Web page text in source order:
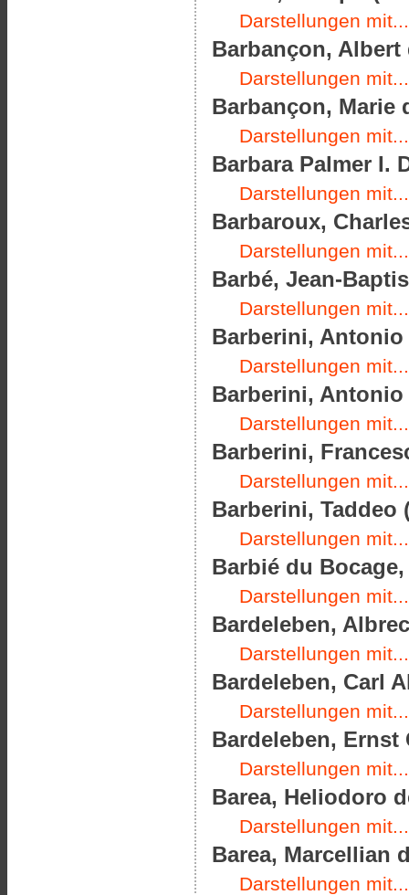
Darstellungen mit...
Barbançon, Albert
Darstellungen mit...
Barbançon, Marie
Darstellungen mit...
Barbara Palmer I.
Darstellungen mit...
Barbaroux,
Darstellungen mit...
Barbé, Jean-
Darstellungen mit...
Barberini, Antonio
Darstellungen mit...
Barberini, Antonio
Darstellungen mit...
Barberini,
Darstellungen mit...
Barberini, Taddeo
Darstellungen mit...
Barbié du Bocage,
Darstellungen mit...
Bardeleben,
Darstellungen mit...
Bardeleben, Carl
Darstellungen mit...
Bardeleben, Ernst
Darstellungen mit...
Barea, Heliodoro
Darstellungen mit...
Barea, Marcellian
Darstellungen mit...